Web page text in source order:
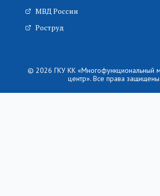
МВД России
Роструд
© 2026 ГКУ КК «Многофункциональный
центр». Все права защищены.